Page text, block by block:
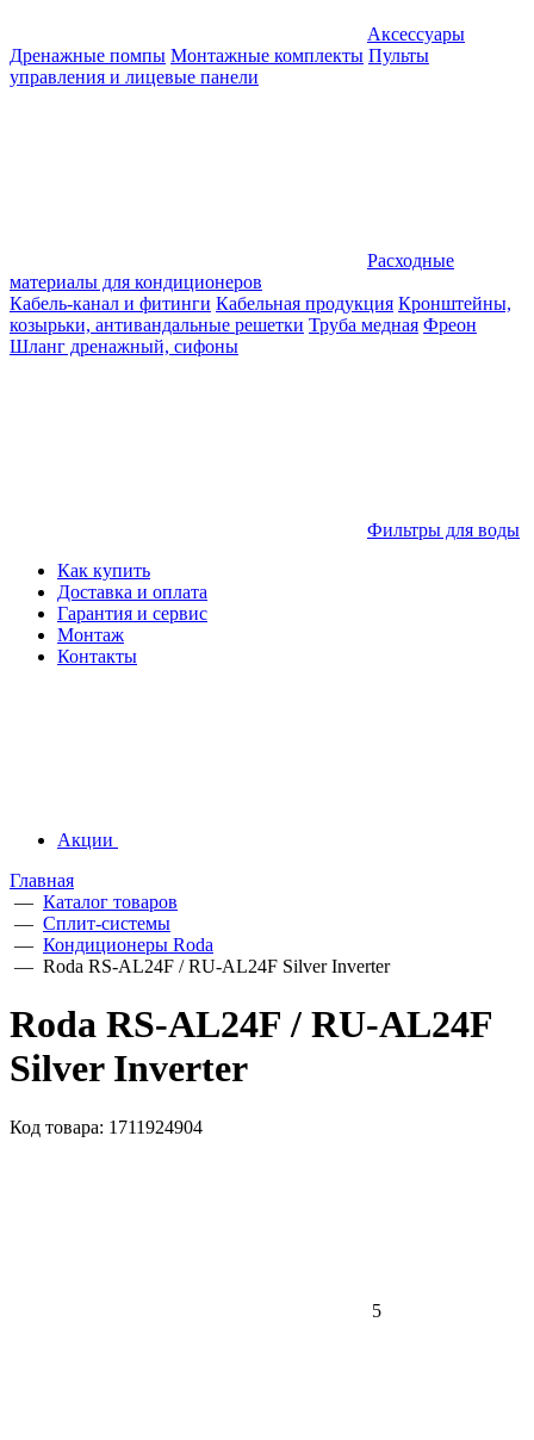
Аксессуары
Дренажные помпы Монтажные комплекты Пульты
управления и лицевые панели
Расходные
материалы для кондиционеров
Кабель-канал и фитинги Кабельная продукция Кронштейны,
козырьки, антивандальные решетки Труба медная Фреон
Шланг дренажный, сифоны
Фильтры для воды
Как купить
Доставка и оплата
Гарантия и сервис
Монтаж
Контакты
Акции
Главная
— Каталог товаров
— Сплит-системы
— Кондиционеры Roda
— Roda RS-AL24F / RU-AL24F Silver Inverter
Roda RS-AL24F / RU-AL24F
Silver Inverter
Код товара: 1711924904
5